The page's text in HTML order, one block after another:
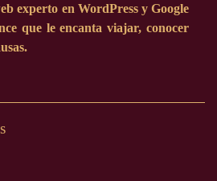
experto en WordPress y Google
que le encanta viajar, conocer